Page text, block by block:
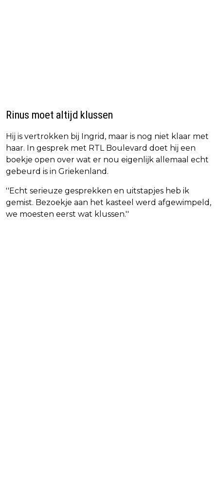
Rinus moet altijd klussen
Hij is vertrokken bij Ingrid, maar is nog niet klaar met
haar. In gesprek met RTL Boulevard doet hij een
boekje open over wat er nou eigenlijk allemaal echt
gebeurd is in Griekenland.
''Echt serieuze gesprekken en uitstapjes heb ik
gemist. Bezoekje aan het kasteel werd afgewimpeld,
we moesten eerst wat klussen.''